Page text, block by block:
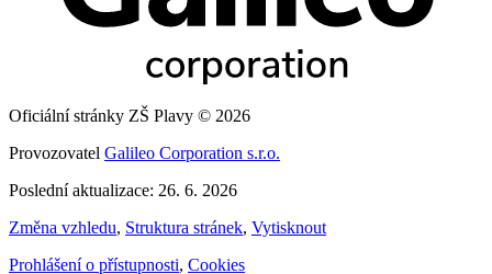
Oficiální stránky ZŠ Plavy © 2026
Provozovatel Galileo Corporation s.r.o.
Poslední aktualizace: 26. 6. 2026
Změna vzhledu, Struktura stránek, Vytisknout
Prohlášení o přístupnosti, Cookies